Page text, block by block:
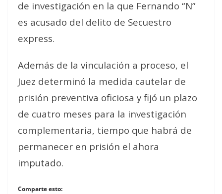
de investigación en la que Fernando “N”
es acusado del delito de Secuestro
express.
Además de la vinculación a proceso, el
Juez determinó la medida cautelar de
prisión preventiva oficiosa y fijó un plazo
de cuatro meses para la investigación
complementaria, tiempo que habrá de
permanecer en prisión el ahora
imputado.
Comparte esto: